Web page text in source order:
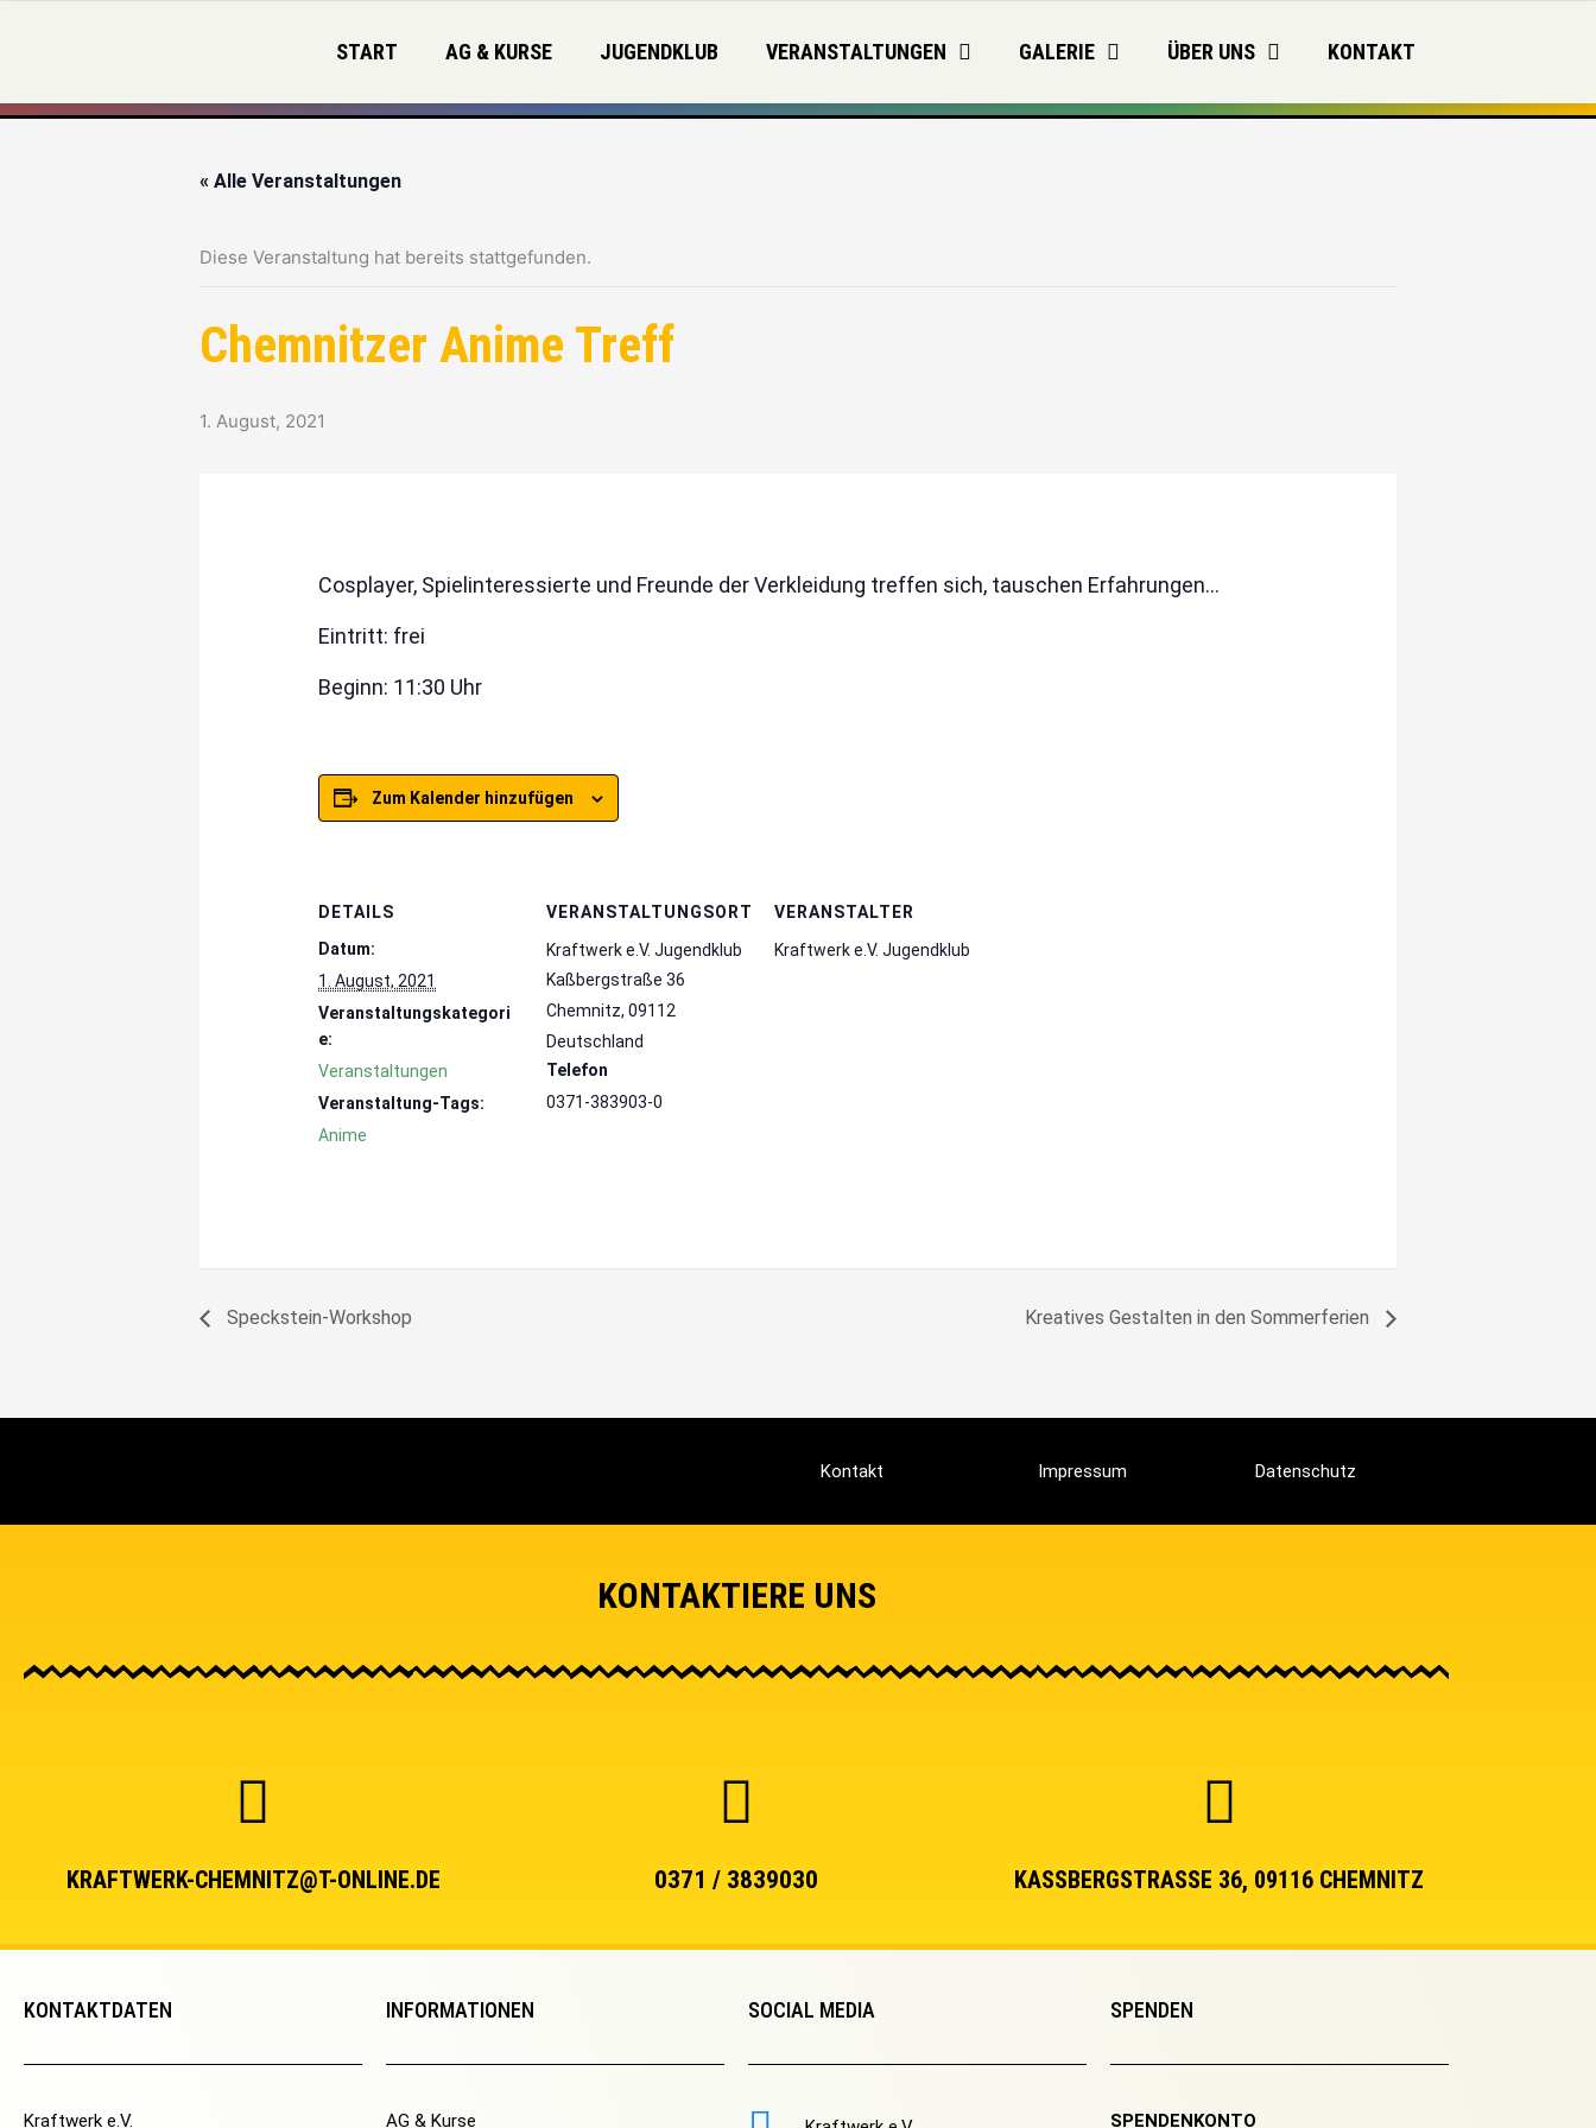
START AG & KURSE JUGENDKLUB VERANSTALTUNGEN GALERIE ÜBER UNS KONTAKT
« Alle Veranstaltungen
Diese Veranstaltung hat bereits stattgefunden.
Chemnitzer Anime Treff
1. August, 2021
Cosplayer, Spielinteressierte und Freunde der Verkleidung treffen sich, tauschen Erfahrungen…
Eintritt: frei
Beginn: 11:30 Uhr
Zum Kalender hinzufügen
DETAILS
Datum:
1. August, 2021
Veranstaltungskategori
e:
Veranstaltungen
Veranstaltung-Tags:
Anime
VERANSTALTUNGSORT
Kraftwerk e.V. Jugendklub
Kaßbergstraße 36
Chemnitz, 09112
Deutschland
Telefon
0371-383903-0
VERANSTALTER
Kraftwerk e.V. Jugendklub
Speckstein-Workshop Kreatives Gestalten in den Sommerferien
Kontakt Impressum Datenschutz
KONTAKTIERE UNS
KRAFTWERK-CHEMNITZ@T-ONLINE.DE 0371 / 3839030 KASSBERGSTRASSE 36, 09116 CHEMNITZ
KONTAKTDATEN
Kraftwerk e.V.
INFORMATIONEN
AG & Kurse
SOCIAL MEDIA SPENDEN
SPENDENKONTO